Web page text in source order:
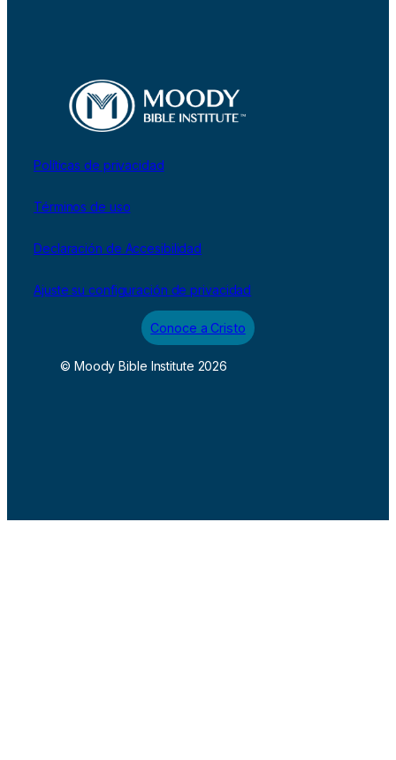
Políticas de privacidad
Términos de uso
Declaración de Accesibilidad
Ajuste su configuración de privacidad
Conoce a Cristo
© Moody Bible Institute 2026